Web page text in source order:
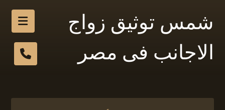
شمس توثيق زواج
الاجانب فى مصر